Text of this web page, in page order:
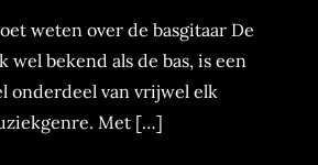
weten over de basgitaar De
wel bekend als de bas, is een
onderdeel van vrijwel elk
Met […]